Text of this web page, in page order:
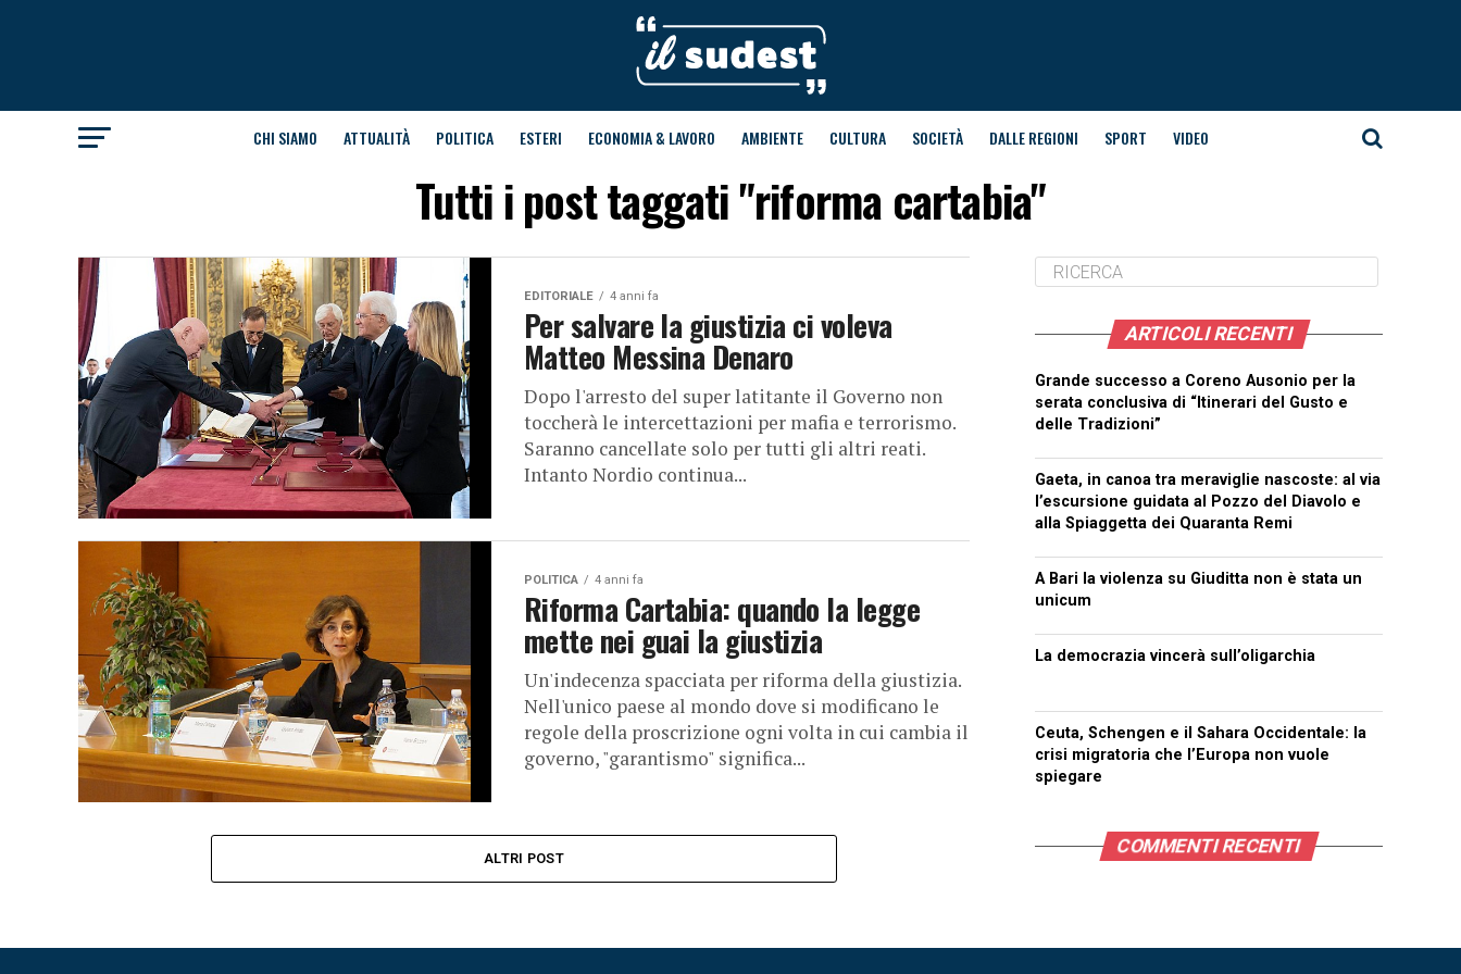
CHI SIAMO ATTUALITÀ POLITICA ESTERI ECONOMIA & LAVORO AMBIENTE CULTURA SOCIETÀ DALLE REGIONI SPORT VIDEO
Tutti i post taggati "riforma cartabia"
EDITORIALE 4 anni fa
Per salvare la giustizia ci voleva
Matteo Messina Denaro
Dopo l'arresto del super latitante il Governo non
toccherà le intercettazioni per mafia e terrorismo.
Saranno cancellate solo per tutti gli altri reati.
Intanto Nordio continua...
POLITICA 4 anni fa
Riforma Cartabia: quando la legge
mette nei guai la giustizia
Un'indecenza spacciata per riforma della giustizia.
Nell'unico paese al mondo dove si modificano le
regole della proscrizione ogni volta in cui cambia il
governo, "garantismo" significa...
ALTRI POST
ARTICOLI RECENTI
Grande successo a Coreno Ausonio per la
serata conclusiva di “Itinerari del Gusto e
delle Tradizioni”
Gaeta, in canoa tra meraviglie nascoste: al via
l’escursione guidata al Pozzo del Diavolo e
alla Spiaggetta dei Quaranta Remi
A Bari la violenza su Giuditta non è stata un
unicum
La democrazia vincerà sull’oligarchia
Ceuta, Schengen e il Sahara Occidentale: la
crisi migratoria che l’Europa non vuole
spiegare
COMMENTI RECENTI